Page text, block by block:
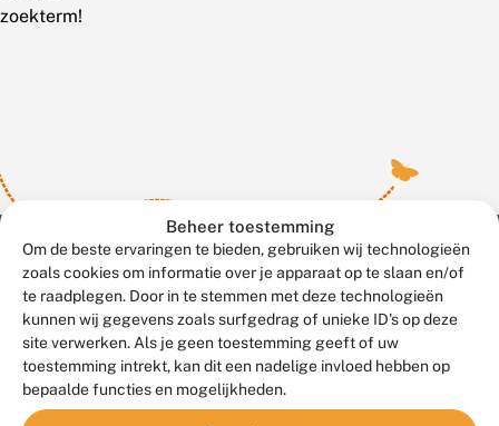
Beheer toestemming
Om de beste ervaringen te bieden, gebruiken wij technologieën
zoals cookies om informatie over je apparaat op te slaan en/of
te raadplegen. Door in te stemmen met deze technologieën
kunnen wij gegevens zoals surfgedrag of unieke ID's op deze
site verwerken. Als je geen toestemming geeft of uw
toestemming intrekt, kan dit een nadelige invloed hebben op
bepaalde functies en mogelijkheden.
zoekterm!
Contact
Meld waarnemingen© 2026 Vlinderstichting
Duurzaam ontwikkeld door
Go2People
, ontworpen door
Blue Field Agency
Privacy
Disclaimer